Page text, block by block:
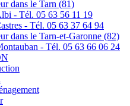
dans le Tarn (81)
- Tél. 05 63 56 11 19
- Tél. 05 63 37 64 94
dans le Tarn-et-Garonne (82)
- Tél. 05 63 66 06 24